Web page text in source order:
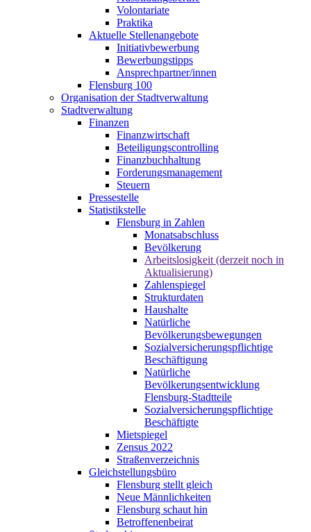
Volontariate
Praktika
Aktuelle Stellenangebote
Initiativbewerbung
Bewerbungstipps
Ansprechpartner/innen
Flensburg 100
Organisation der Stadtverwaltung
Stadtverwaltung
Finanzen
Finanzwirtschaft
Beteiligungscontrolling
Finanzbuchhaltung
Forderungsmanagement
Steuern
Pressestelle
Statistikstelle
Flensburg in Zahlen
Monatsabschluss
Bevölkerung
Arbeitslosigkeit (derzeit noch in
Aktualisierung)
Zahlenspiegel
Strukturdaten
Haushalte
Natürliche
Bevölkerungsbewegungen
Sozialversicherungspflichtige
Beschäftigung
Natürliche
Bevölkerungsentwicklung
Flensburg-Stadtteile
Sozialversicherungspflichtige
Beschäftigte
Mietspiegel
Zensus 2022
Straßenverzeichnis
Gleichstellungsbüro
Flensburg stellt gleich
Neue Männlichkeiten
Flensburg schaut hin
Betroffenenbeirat